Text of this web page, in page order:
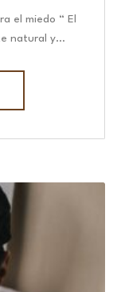
el miedo “ El
natural y…